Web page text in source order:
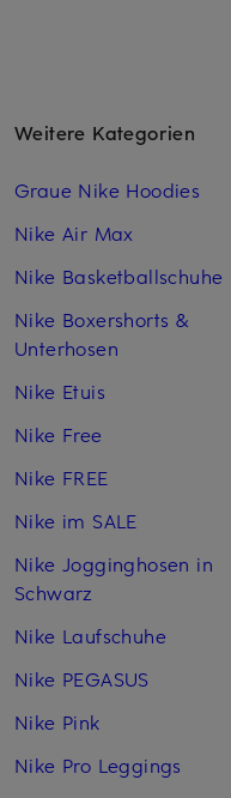
Weitere Kategorien
Graue Nike Hoodies
Nike Air Max
Nike Basketballschuhe
Nike Boxershorts &
Unterhosen
Nike Etuis
Nike Free
Nike FREE
Nike im SALE
Nike Jogginghosen in
Schwarz
Nike Laufschuhe
Nike PEGASUS
Nike Pink
Nike Pro Leggings